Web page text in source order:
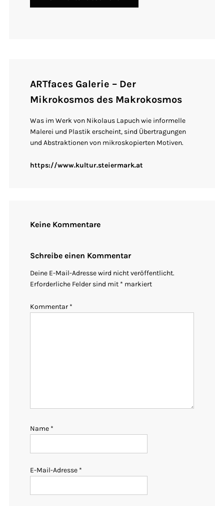
ARTfaces Galerie – Der
Mikrokosmos des Makrokosmos
Was im Werk von Nikolaus Lapuch wie informelle
Malerei und Plastik erscheint, sind Übertragungen
und Abstraktionen von mikroskopierten Motiven.
https://www.kultur.steiermark.at
Keine Kommentare
Schreibe einen Kommentar
Deine E-Mail-Adresse wird nicht veröffentlicht.
Erforderliche Felder sind mit * markiert
Kommentar *
Name *
E-Mail-Adresse *